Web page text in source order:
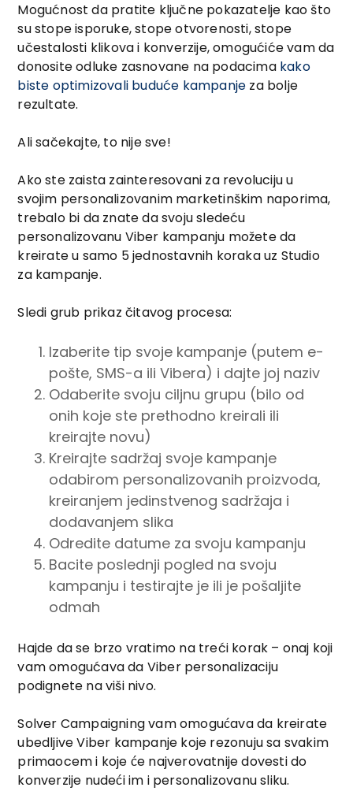
Mogućnost da pratite ključne pokazatelje kao što
su stope isporuke, stope otvorenosti, stope
učestalosti klikova i konverzije, omogućiće vam da
donosite odluke zasnovane na podacima kako
biste optimizovali buduće kampanje za bolje
rezultate.
Ali sačekajte, to nije sve!
Ako ste zaista zainteresovani za revoluciju u
svojim personalizovanim marketinškim naporima,
trebalo bi da znate da svoju sledeću
personalizovanu Viber kampanju možete da
kreirate u samo 5 jednostavnih koraka uz Studio
za kampanje.
Sledi grub prikaz čitavog procesa:
Izaberite tip svoje kampanje (putem e-
pošte, SMS-a ili Vibera) i dajte joj naziv
Odaberite svoju ciljnu grupu (bilo od
onih koje ste prethodno kreirali ili
kreirajte novu)
Kreirajte sadržaj svoje kampanje
odabirom personalizovanih proizvoda,
kreiranjem jedinstvenog sadržaja i
dodavanjem slika
Odredite datume za svoju kampanju
Bacite poslednji pogled na svoju
kampanju i testirajte je ili je pošaljite
odmah
Hajde da se brzo vratimo na treći korak – onaj koji
vam omogućava da Viber personalizaciju
podignete na viši nivo.
Solver Campaigning vam omogućava da kreirate
ubedljive Viber kampanje koje rezonuju sa svakim
primaocem i koje će najverovatnije dovesti do
konverzije nudeći im i personalizovanu sliku.